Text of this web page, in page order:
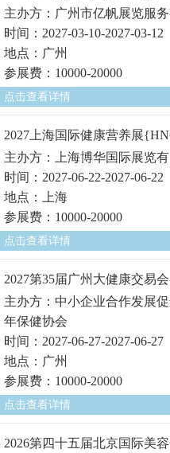
主办方：广州市亿帆展览服
时间：2027-03-10-2027-03-12
地点：广州
参展费：10000-20000
点击查看详情
2027上海国际健康营养展
主办方：上海博华国际展览有
时间：2027-06-22-2027-06-22
地点：上海
参展费：10000-20000
点击查看详情
2027第35届广州大健康交易
主办方：中小企业合作发展
年保健协会
时间：2027-06-27-2027-06-27
地点：广州
参展费：10000-20000
点击查看详情
2026第四十五届北京国际美